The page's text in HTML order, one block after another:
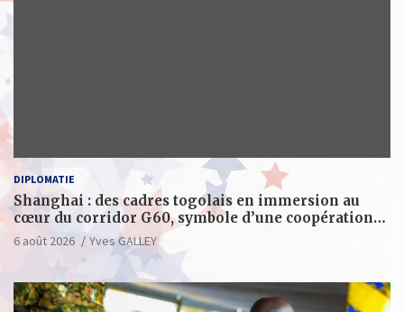
DIPLOMATIE
Shanghai : des cadres togolais en immersion au
cœur du corridor G60, symbole d’une coopération
sino-togolaise axée sur l’excellence et le leadership
6 août 2026 Yves GALLEY